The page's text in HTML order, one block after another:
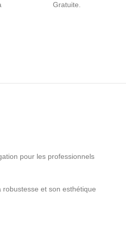
Gratuite.
pour les professionnels
et son esthétique